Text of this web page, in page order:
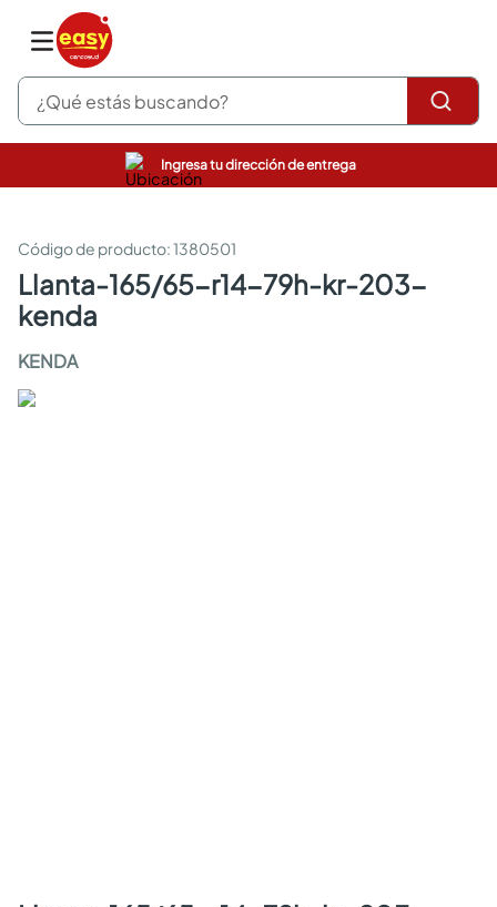
¿Qué estás buscando?
Ingresa tu dirección de entrega
:1380501
llanta-165/65-r14-79h-kr-203-
kenda
KENDA
pinturas
sanitarios
comedor
escritorio
comedores
armarios closet